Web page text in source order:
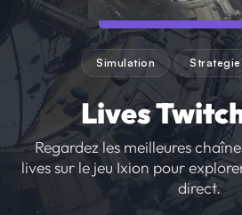
Simulation Strategie
Lives
Regardez les meilleures
lives sur le jeu Ixion pour
direct.